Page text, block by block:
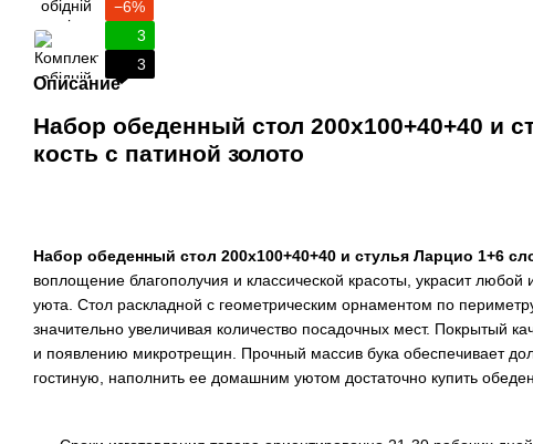
−6%
3
3
Описание
Набор обеденный стол 200х100+40+40 и
кость с патиной золото
Набор обеденный стол 200х100+40+40 и стулья Ларцио 1+6
воплощение благополучия и классической красоты, украсит
уюта. Стол раскладной с геометрическим орнаментом по
значительно увеличивая количество посадочных мест. Покрытый
и появлению микротрещин. Прочный массив бука обеспечивает
гостиную, наполнить ее домашним уютом достаточно купить